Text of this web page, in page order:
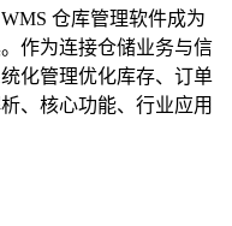
仓库管理软件成为
作为连接仓储业务与信
化管理优化库存、订单
、核心功能、行业应用